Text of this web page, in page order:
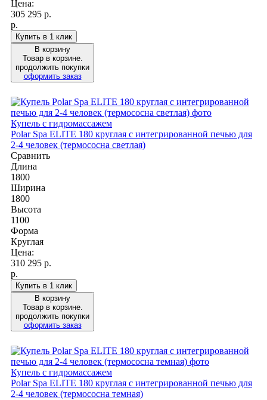
Цена:
305 295 р.
р.
Купить в 1 клик
В корзину
Товар в корзине.
продолжить покупки
оформить заказ
Купель с гидромассажем
Polar Spa ELITE 180 круглая с интегрированной печью для
2-4 человек (термососна светлая)
Сравнить
Длина
1800
Ширина
1800
Высота
1100
Форма
Круглая
Цена:
310 295 р.
р.
Купить в 1 клик
В корзину
Товар в корзине.
продолжить покупки
оформить заказ
Купель с гидромассажем
Polar Spa ELITE 180 круглая с интегрированной печью для
2-4 человек (термососна темная)